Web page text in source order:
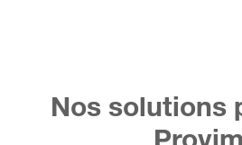
Nos solutions